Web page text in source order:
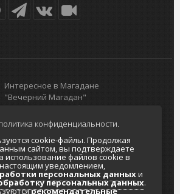
Интересное в Магадане
"Вечерний Магадан"
Городская доска объявлений
Реклама
Главный туристический портал
Колымы
Политика в отношении обработки
персональных данных
Согласие на обработку персональных
данных
конфиденциальности.
cookie-файлы. Продолжая
сайтом, вы подтверждаете
использование файлов cookie в
уведомлением,
персональных данныхи
персональных данных.
рекомендательные